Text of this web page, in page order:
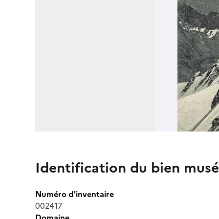
Identification du bien
Numéro d'inventaire
002417